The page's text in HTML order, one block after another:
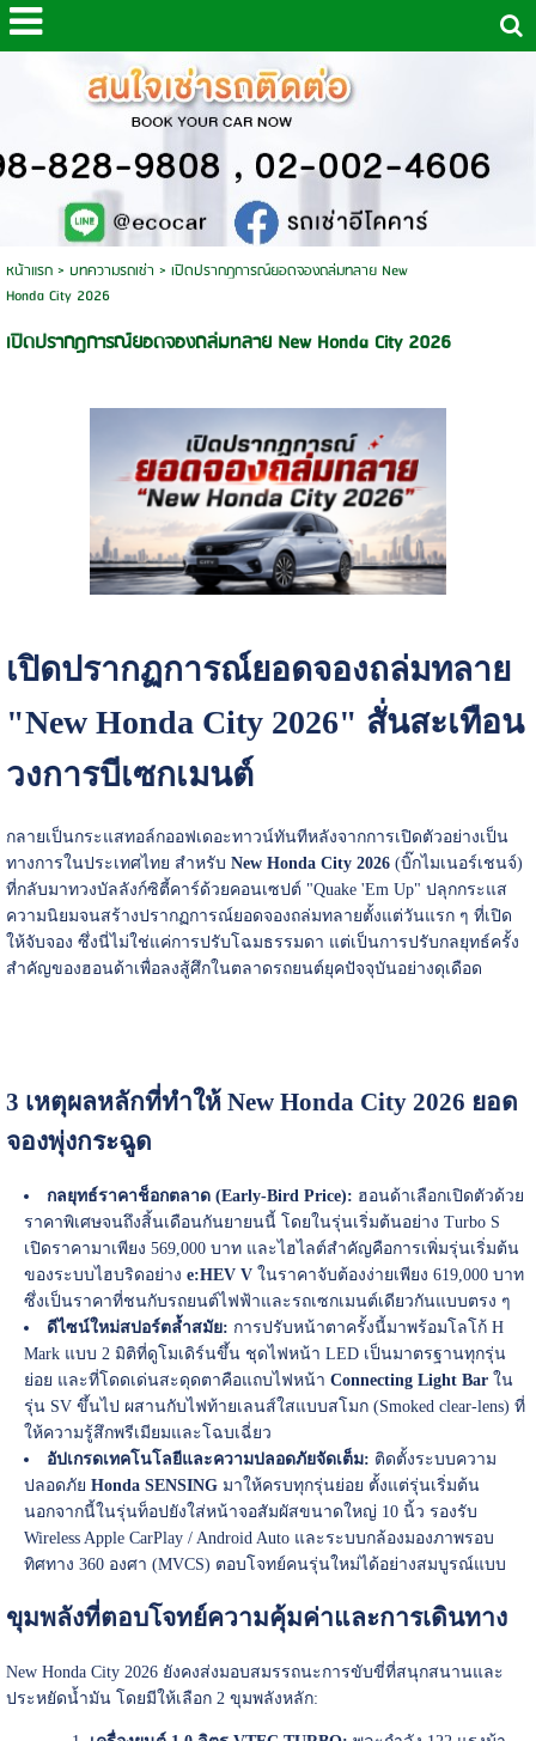
หน้าแรก> บทความรถเช่า > เปิดปรากฏการณ์ยอดจองถล่มทลาย New
Honda City 2026
เปิดปรากฏการณ์ยอดจองถล่มทลาย New Honda City 2026
เปิดปรากฏการณ์ยอดจองถล่มทลาย
"New Honda City 2026" สั่นสะเทือน
วงการบีเซกเมนต์
กลายเป็นกระแสทอล์กออฟเดอะทาวน์ทันทีหลังจากการเปิดตัวอย่างเป็น
ทางการในประเทศไทย สำหรับ New Honda City 2026(บิ๊กไมเนอร์เชนจ์)
ที่กลับมาทวงบัลลังก์ซิตี้คาร์ด้วยคอนเซปต์ "Quake 'Em Up" ปลุกกระแส
ความนิยมจนสร้างปรากฏการณ์ยอดจองถล่มทลายตั้งแต่วันแรก ๆ ที่เปิด
ให้จับจอง ซึ่งนี่ไม่ใช่แค่การปรับโฉมธรรมดา แต่เป็นการปรับกลยุทธ์ครั้ง
สำคัญของฮอนด้าเพื่อลงสู้ศึกในตลาดรถยนต์ยุคปัจจุบันอย่างดุเดือด
3 เหตุผลหลักที่ทำให้ New Honda City 2026 ยอด
จองพุ่งกระฉูด
กลยุทธ์ราคาช็อกตลาด (Early-Bird Price): ฮอนด้าเลือกเปิดตัวด้วย
ราคาพิเศษจนถึงสิ้นเดือนกันยายนนี้ โดยในรุ่นเริ่มต้นอย่าง Turbo S
เปิดราคามาเพียง 569,000 บาท และไฮไลต์สำคัญคือการเพิ่มรุ่นเริ่มต้น
ของระบบไฮบริดอย่าง e:HEV Vในราคาจับต้องง่ายเพียง 619,000 บาท
ซึ่งเป็นราคาที่ชนกับรถยนต์ไฟฟ้าและรถเซกเมนต์เดียวกันแบบตรง ๆ
ดีไซน์ใหม่สปอร์ตล้ำสมัย: การปรับหน้าตาครั้งนี้มาพร้อมโลโก้ H
Mark แบบ 2 มิติที่ดูโมเดิร์นขึ้น ชุดไฟหน้า LED เป็นมาตรฐานทุกรุ่น
ย่อย และที่โดดเด่นสะดุดตาคือแถบไฟหน้า Connecting Light Barใน
รุ่น SV ขึ้นไป ผสานกับไฟท้ายเลนส์ใสแบบสโมก (Smoked clear-lens) ที่
ให้ความรู้สึกพรีเมียมและโฉบเฉี่ยว
อัปเกรดเทคโนโลยีและความปลอดภัยจัดเต็ม: ติดตั้งระบบความ
ปลอดภัย Honda SENSINGมาให้ครบทุกรุ่นย่อย ตั้งแต่รุ่นเริ่มต้น
นอกจากนี้ในรุ่นท็อปยังใส่หน้าจอสัมผัสขนาดใหญ่ 10 นิ้ว รองรับ
Wireless Apple CarPlay / Android Auto และระบบกล้องมองภาพรอบ
ทิศทาง 360 องศา (MVCS) ตอบโจทย์คนรุ่นใหม่ได้อย่างสมบูรณ์แบบ
ขุมพลังที่ตอบโจทย์ความคุ้มค่าและการเดินทาง
New Honda City 2026 ยังคงส่งมอบสมรรถนะการขับขี่ที่สนุกสนานและ
ประหยัดน้ำมัน โดยมีให้เลือก 2 ขุมพลังหลัก: